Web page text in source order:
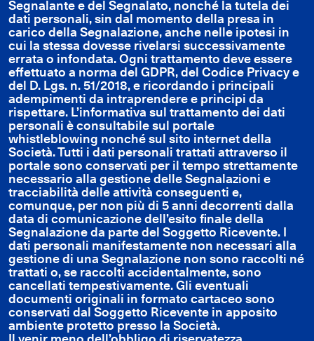
Segnalante e del Segnalato, nonché la tutela dei
dati personali, sin dal momento della presa in
carico della Segnalazione, anche nelle ipotesi in
cui la stessa dovesse rivelarsi successivamente
errata o infondata. Ogni trattamento deve essere
effettuato a norma del GDPR, del Codice Privacy e
del D. Lgs. n. 51/2018, e ricordando i principali
adempimenti da intraprendere e principi da
rispettare. L’informativa sul trattamento dei dati
personali è consultabile sul portale
whistleblowing nonché sul sito internet della
Società. Tutti i dati personali trattati attraverso il
portale sono conservati per il tempo strettamente
necessario alla gestione delle Segnalazioni e
tracciabilità delle attività conseguenti e,
comunque, per non più di 5 anni decorrenti dalla
data di comunicazione dell’esito finale della
Segnalazione da parte del Soggetto Ricevente. I
dati personali manifestamente non necessari alla
gestione di una Segnalazione non sono raccolti né
trattati o, se raccolti accidentalmente, sono
cancellati tempestivamente. Gli eventuali
documenti originali in formato cartaceo sono
conservati dal Soggetto Ricevente in apposito
ambiente protetto presso la Società.